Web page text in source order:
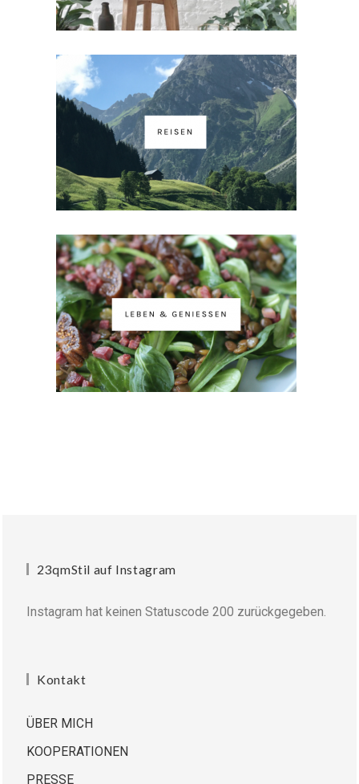
23qmStil auf Instagram
Instagram hat keinen Statuscode 200 zurückgegeben.
Kontakt
ÜBER MICH
KOOPERATIONEN
PRESSE